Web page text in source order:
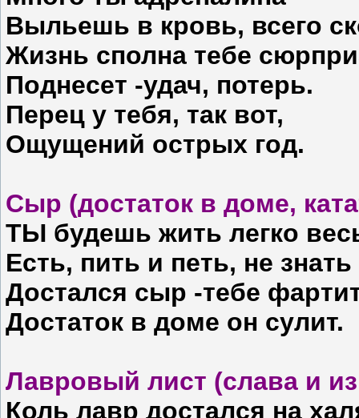
Выльешь в кровь, всего
Жизнь сполна тебе
Поднесет -удач, потерь.
Перец у тебя, так вот,
Ощущений острых год.
Сыр (достаток в доме,
ТЫ будешь жить легко
Есть, пить и петь, не знать
Достался сыр -тебе
Достаток в доме он сулит.
Лавровый лист (слава и
Коль лавр достался на